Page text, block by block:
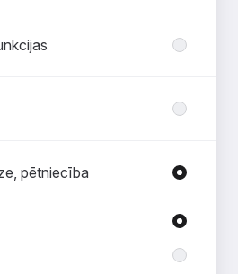
pētniecība
analīze, pētniecība